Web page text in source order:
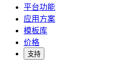
平台功能
应用方案
模板库
价格
支持